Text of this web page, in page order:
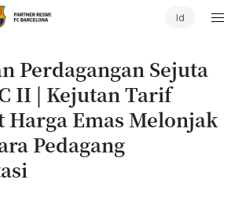
Id
Perdagangan Sejuta
II | Kejutan Tarif
Harga Emas Melonjak
Pedagang